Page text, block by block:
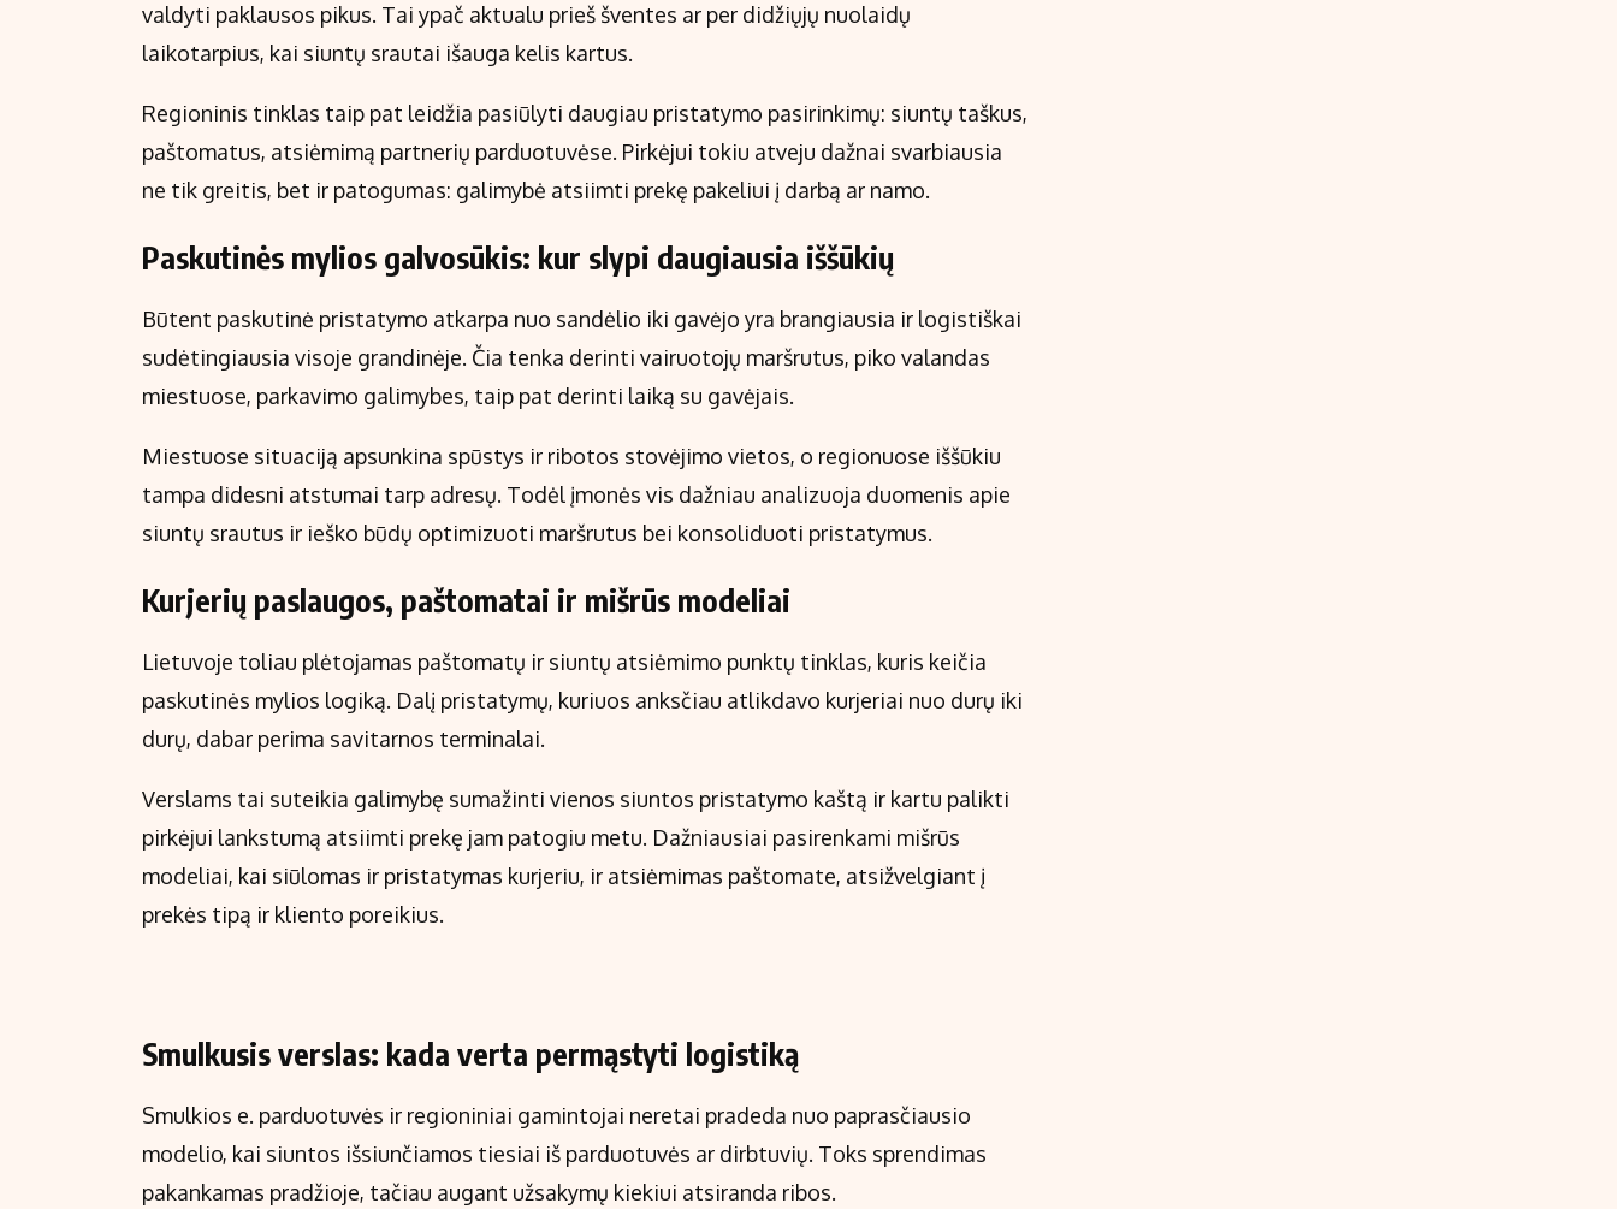
valdyti paklausos pikus. Tai ypač aktualu prieš šventes ar per didžiųjų nuolaidų
laikotarpius, kai siuntų srautai išauga kelis kartus.
Regioninis tinklas taip pat leidžia pasiūlyti daugiau pristatymo pasirinkimų: siuntų taškus,
paštomatus, atsiėmimą partnerių parduotuvėse. Pirkėjui tokiu atveju dažnai svarbiausia
ne tik greitis, bet ir patogumas: galimybė atsiimti prekę pakeliui į darbą ar namo.
Paskutinės mylios galvosūkis: kur slypi daugiausia iššūkių
Būtent paskutinė pristatymo atkarpa nuo sandėlio iki gavėjo yra brangiausia ir logistiškai
sudėtingiausia visoje grandinėje. Čia tenka derinti vairuotojų maršrutus, piko valandas
miestuose, parkavimo galimybes, taip pat derinti laiką su gavėjais.
Miestuose situaciją apsunkina spūstys ir ribotos stovėjimo vietos, o regionuose iššūkiu
tampa didesni atstumai tarp adresų. Todėl įmonės vis dažniau analizuoja duomenis apie
siuntų srautus ir ieško būdų optimizuoti maršrutus bei konsoliduoti pristatymus.
Kurjerių paslaugos, paštomatai ir mišrūs modeliai
Lietuvoje toliau plėtojamas paštomatų ir siuntų atsiėmimo punktų tinklas, kuris keičia
paskutinės mylios logiką. Dalį pristatymų, kuriuos anksčiau atlikdavo kurjeriai nuo durų iki
durų, dabar perima savitarnos terminalai.
Verslams tai suteikia galimybę sumažinti vienos siuntos pristatymo kaštą ir kartu palikti
pirkėjui lankstumą atsiimti prekę jam patogiu metu. Dažniausiai pasirenkami mišrūs
modeliai, kai siūlomas ir pristatymas kurjeriu, ir atsiėmimas paštomate, atsižvelgiant į
prekės tipą ir kliento poreikius.
Smulkusis verslas: kada verta permąstyti logistiką
Smulkios e. parduotuvės ir regioniniai gamintojai neretai pradeda nuo paprasčiausio
modelio, kai siuntos išsiunčiamos tiesiai iš parduotuvės ar dirbtuvių. Toks sprendimas
pakankamas pradžioje, tačiau augant užsakymų kiekiui atsiranda ribos.